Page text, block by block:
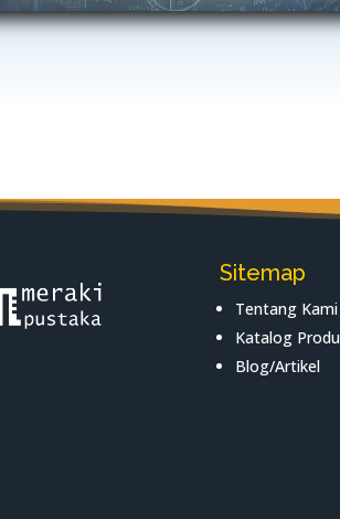
Sitemap
Tentang Kami
Katalog
Blog/Artikel